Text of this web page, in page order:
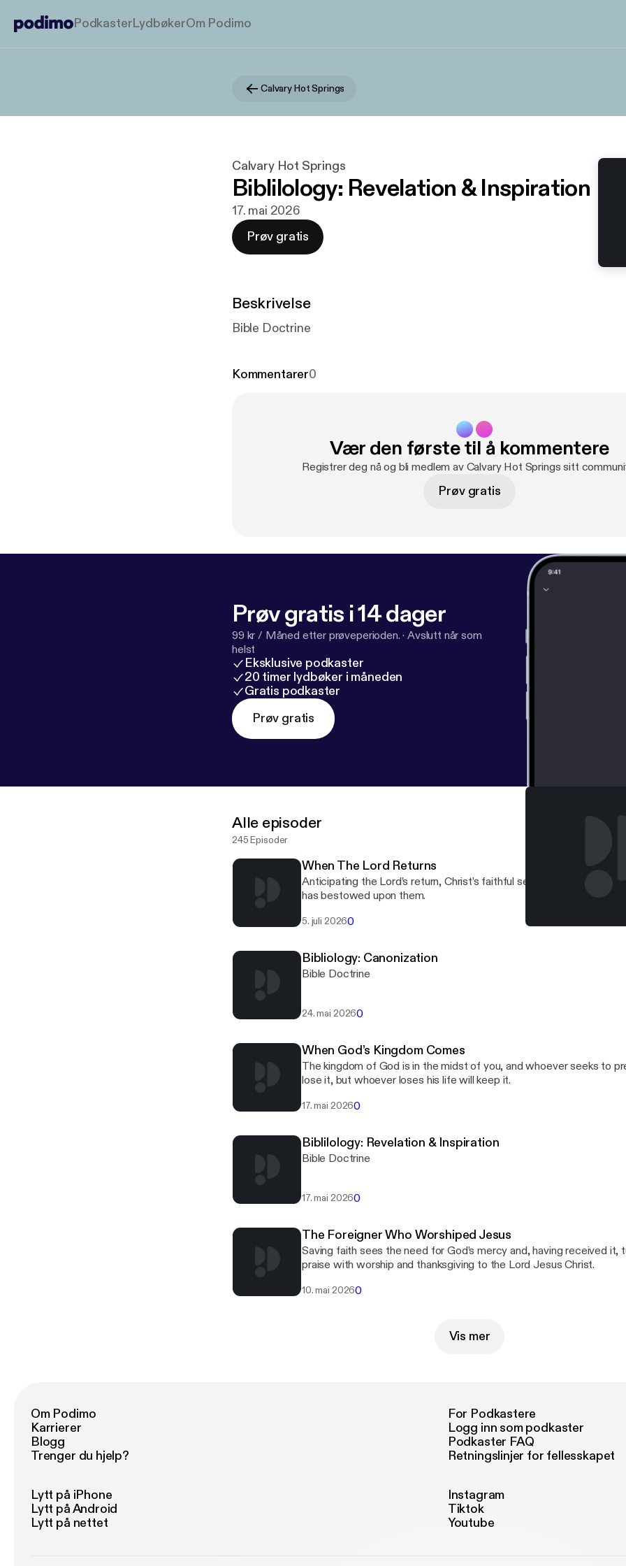
PodkasterLydbøkerOm Podimo
Calvary Hot Springs
Calvary Hot Springs
Biblilology: Revelation & Inspiration
17. mai 2026
Prøv gratis
Beskrivelse
Bible Doctrine
Kommentarer0
Vær den første til å kommentere
Registrer deg nå og bli medlem av Calvary Hot Springs sitt
Prøv gratis
Prøv gratis i 14 dager
99 kr / Måned etter prøveperioden. ·Avslutt når som
helst
Eksklusive podkaster
20 timer lydbøker i måneden
Gratis podkaster
Prøv gratis
Alle episoder
245 Episoder
When The Lord Returns
Anticipating the Lord’s return, Christ’s faithful servants live faithfully
has bestowed upon them.
5. juli 20260
Bibliology: Canonization
Bible Doctrine
24. mai 20260
When God’s Kingdom Comes
The kingdom of God is in the midst of you, and whoever seeks to
lose it, but whoever loses his life will keep it.
17. mai 20260
Biblilology: Revelation & Inspiration
Bible Doctrine
17. mai 20260
The Foreigner Who Worshiped Jesus
Saving faith sees the need for God’s mercy and, having received it,
praise with worship and thanksgiving to the Lord Jesus Christ.
10. mai 20260
Vis mer
Om Podimo
Karrierer
Blogg
Trenger du hjelp?
For Podkastere
Logg inn som podkaster
Podkaster FAQ
Retningslinjer for fellesskapet
Lytt på iPhone
Lytt på Android
Lytt på nettet
Instagram
Tiktok
Youtube